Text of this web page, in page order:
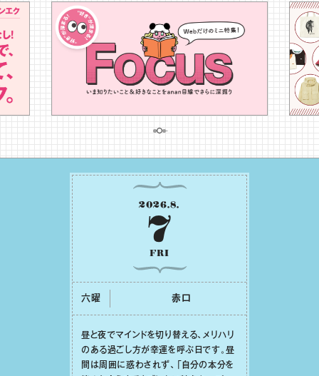
2026.8.
7
FRI
六曜 ⾚⼝
昼と夜でマインドを切り替える、メリハリ
のある過ごし⽅が幸運を呼ぶ⽇です。昼
間は周囲に惑わされず、「⾃分の本分を